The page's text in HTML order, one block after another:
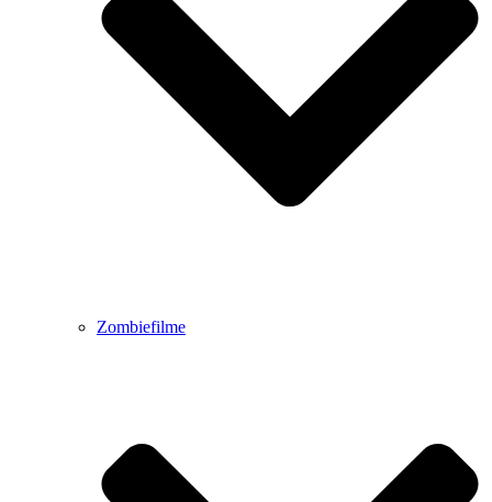
Zombiefilme